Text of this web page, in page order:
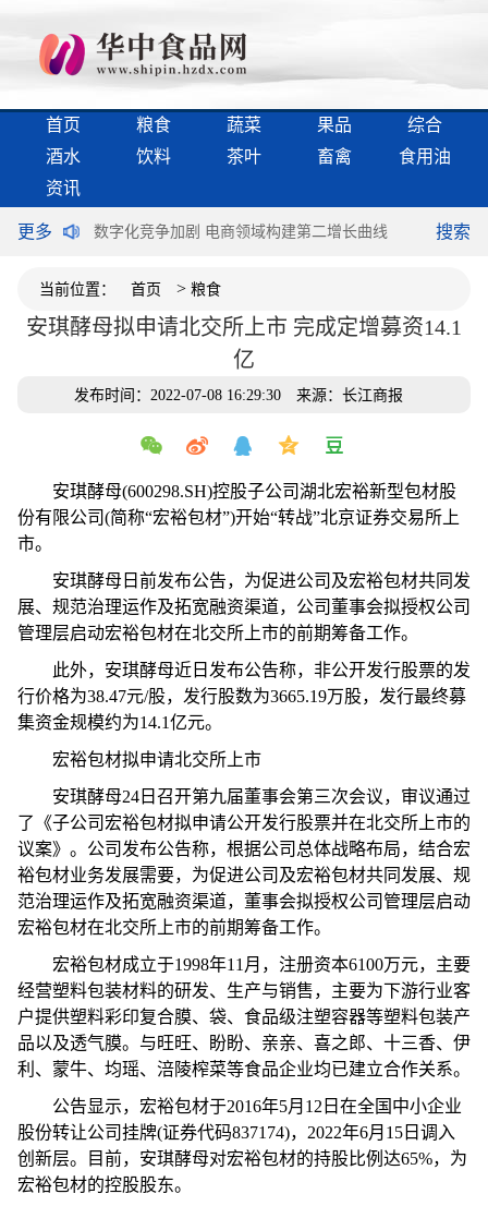
首页 粮食 蔬菜 果品
综合
酒水
饮料 茶叶 畜禽
食用油
资讯
更多
谈“满意” 数字化竞争加剧 电商领域构建第二增长曲线 加快释放
搜索
当前位置： 首页 > 粮食
安琪酵母拟申请北交所上市 完成定增募资14.1
亿
发布时间：2022-07-08 16:29:30 来源：长江商报
安琪酵母(600298.SH)控股子公司湖北宏裕新型包材股
份有限公司(简称“宏裕包材”)开始“转战”北京证券交易所上
市。
安琪酵母日前发布公告，为促进公司及宏裕包材共同发
展、规范治理运作及拓宽融资渠道，公司董事会拟授权公司
管理层启动宏裕包材在北交所上市的前期筹备工作。
此外，安琪酵母近 日发布公告称，非公开发行股票的发
行价格为38.47元/股，发行股数为3665.19万股，发行最终募
集资金规模约为14.1亿元。
宏裕包材拟申请北交所上市
安琪酵母24日召开第九届董事会第三次会议，审议通过
了《子公司宏裕包材拟申请公开发行股票并在北交所上市的
议案》。公司发布公告称，根据公司总体战略布局，结合宏
裕包材业务发展需要，为促进公司及宏裕包材共同发展、规
范治理运作及拓宽融资渠道，董事会拟授权公司管理层启动
宏裕包材在北交所上市的前期筹备工作。
宏裕包材成立于1998年11月，注册资本6100万元，主要
经营塑料包装材料的研发、生产与销售，主要为下游行业客
户提供塑料彩印复合膜、袋、食品级注塑容器等塑料包装产
品以及透气膜。与旺旺、盼盼、亲亲、喜之郎、十三香、伊
利、蒙牛、均瑶、涪陵榨菜等食品企业均已建立合作关系。
公告显示，宏裕包材于2016年5月12日在全国中小企业
股份转让公司挂牌(证券代码837174)，2022年6月15日调入
创新层。目前，安琪酵母对宏裕包材的持股比例达65%，为
宏裕包材的控股股东。